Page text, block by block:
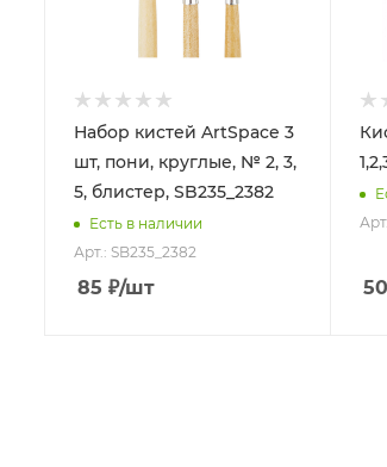
Набор кистей ArtSpace 3
шт, пони, круглые, № 2, 3,
5, блистер, SB235_2382
Есть в наличии
Арт.: SB235_2382
85 ₽/шт 50